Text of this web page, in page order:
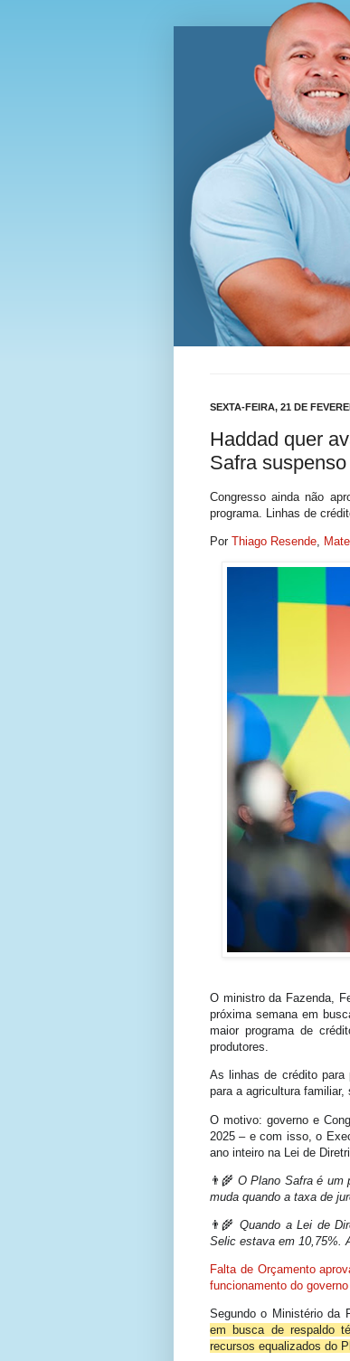
Blog
SEXTA-FEIRA, 21 DE
Haddad quer
Safra
Congresso ainda não
programa. Linhas de
Por Thiago Resende
O ministro da Fazenda,
próxima semana em
maior programa de
produtores.
As linhas de crédito para
para a agricultura
O motivo: governo e
2025 – e com isso, o
ano inteiro na Lei de
👨‍🌾 O Plano Safra é um
muda quando a taxa de
👨‍🌾 Quando a Lei de
Selic estava em 10,75%.
Falta de Orçamento
funcionamento do governo
Segundo o Ministério da
em busca de respaldo
recursos equalizados do